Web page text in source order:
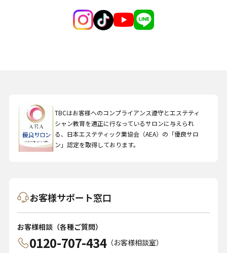
TBCはお客様へのコンプライアンス遵守とエステティ
シャン教育を適正に行なっているサロンに与えられ
る、日本エステティック業協会（AEA）の「優良サロ
ン」認定を取得しております。
お客様サポート窓口
お客様相談（各種ご質問）
0120-707-434（お客様相談室）